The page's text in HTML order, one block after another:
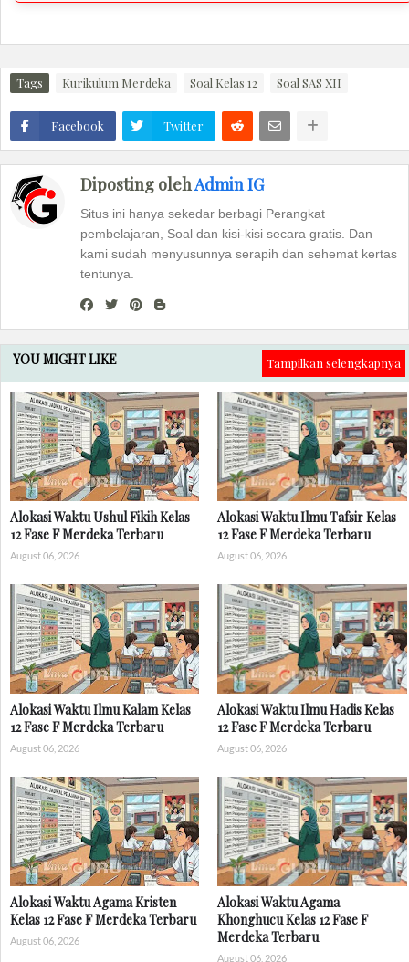
Tags Kurikulum Merdeka Soal Kelas 12 Soal SAS XII
Facebook Twitter
Diposting olehAdmin IG
Situs ini hanya sekedar berbagi Perangkat
pembelajaran, Soal dan kisi-kisi secara gratis. Dan
kami sudah menyusunnya serapih dan sehemat kertas
tentunya.
YOU MIGHT LIKE Tampilkan selengkapnya
Alokasi Waktu Ushul Fikih Kelas
12 Fase F Merdeka Terbaru
August 06, 2026
Alokasi Waktu Ilmu Tafsir Kelas
12 Fase F Merdeka Terbaru
August 06, 2026
Alokasi Waktu Ilmu Kalam Kelas
12 Fase F Merdeka Terbaru
August 06, 2026
Alokasi Waktu Ilmu Hadis Kelas
12 Fase F Merdeka Terbaru
August 06, 2026
Alokasi Waktu Agama Kristen
Kelas 12 Fase F Merdeka Terbaru
August 06, 2026
Alokasi Waktu Agama
Khonghucu Kelas 12 Fase F
Merdeka Terbaru
August 06, 2026